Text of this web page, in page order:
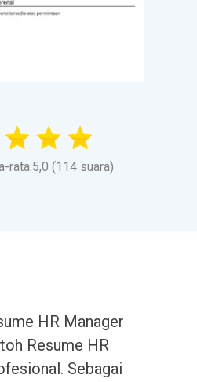
rata:5,0 (114 suara)
HR Manager
Resume HR
Sebagai